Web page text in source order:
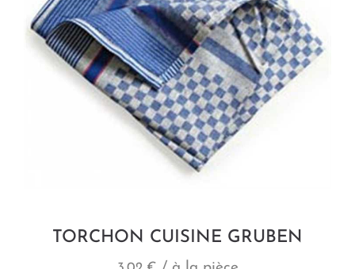
TORCHON CUISINE GRUBEN